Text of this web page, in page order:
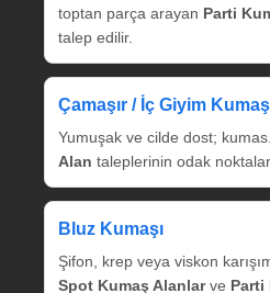
toptan parça arayan Parti
talep edilir.
Çamaşır / İç Giyim
Yumuşak ve cilde dost;
Alan taleplerinin odak
Bluz Kumaşı
Şifon, krep veya viskon
Spot Kumaş Alanlarve Parti